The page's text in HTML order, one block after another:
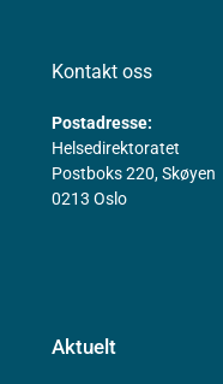
Kontakt oss
Postadresse:
Helsedirektoratet
Postboks 220, Skøyen
0213 Oslo
Aktuelt